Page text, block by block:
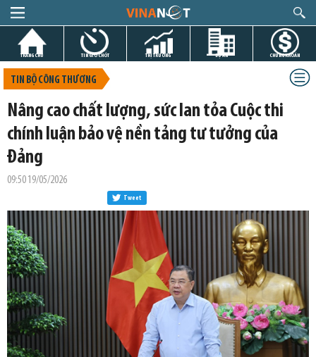
TRANG CHỦ TIN GIỜ CHÓT THỊ TRƯỜNG DỰ ÁN CHỨNG KHOÁN
TIN BỘ CÔNG THƯƠNG
Nâng cao chất lượng, sức lan tỏa Cuộc thi
chính luận bảo vệ nền tảng tư tưởng của
Đảng
09:50 19/05/2026
Tweet